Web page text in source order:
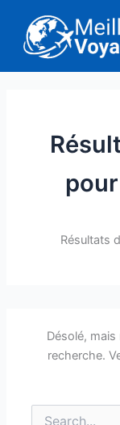
contenu
Résultats
Désolé,
recherche.
Rechercher :